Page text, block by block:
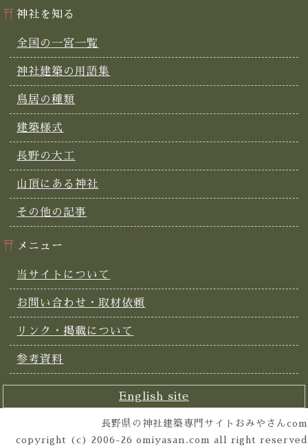
神社を知る
全国の一宮一覧
神社建築の用語集
鳥居の種類
建築様式
長野の大工
山頂にある神社
その他の記事
メニュー
当サイトについて
お問い合わせ・取材依頼
リンク・掲載について
参考資料
English site
長野県の神社建築専門サイトおみやさんcom
copyright (c) 2006-26 omiyasan.com all right reserved